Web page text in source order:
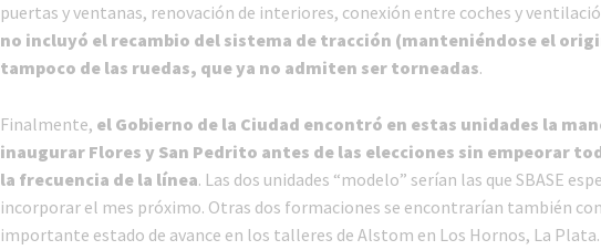
puertas y ventanas, renovación de interiores, conexión entre coches y
no incluyó el recambio del sistema de tracción (manteniéndose el
tampoco de las ruedas, que ya no admiten ser torneadas.
Finalmente, el Gobierno de la Ciudad encontró en estas unidades la
inaugurar Flores y San Pedrito antes de las elecciones sin empeorar
la frecuencia de la línea. Las dos unidades “modelo” serían las que SBASE
incorporar el mes próximo. Otras dos formaciones se encontrarían también con
importante estado de avance en los talleres de Alstom en Los Hornos, La Plata.